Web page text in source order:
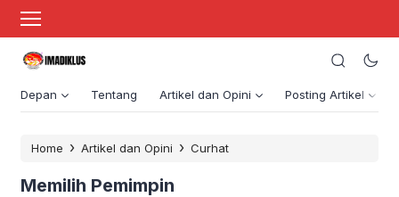
Depan Tentang Artikel dan Opini Posting Artikel
Home › Artikel dan Opini › Curhat
Memilih Pemimpin